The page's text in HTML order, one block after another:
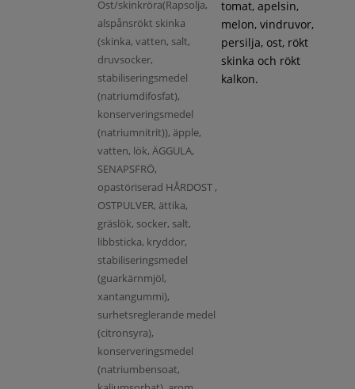
Ost/skinkröra(Rapsolja,
alspånsrökt skinka
(skinka, vatten, salt,
druvsocker,
stabiliseringsmedel
(natriumdifosfat),
konserveringsmedel
(natriumnitrit)), äpple,
vatten, lök, ÄGGULA,
SENAPSFRÖ,
opastöriserad HÅRDOST ,
OSTPULVER, ättika,
gräslök, socker, salt,
libbsticka, kryddor,
stabiliseringsmedel
(guarkärnmjöl,
xantangummi),
surhetsreglerande medel
(citronsyra),
konserveringsmedel
(natriumbensoat,
tomat, apelsin,
melon, vindruvor,
persilja, ost, rökt
skinka och rökt
kalkon.